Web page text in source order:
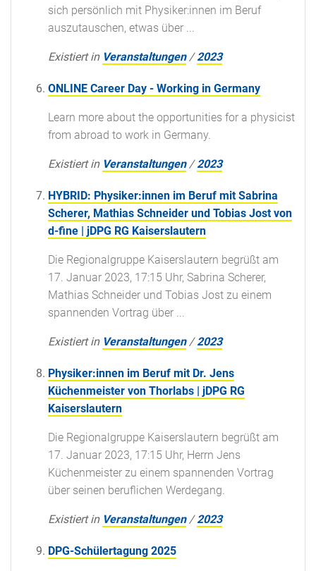
sich persönlich mit Physiker:innen im Beruf
auszutauschen, etwas über ...
Existiert in Veranstaltungen /2023
ONLINE Career Day - Working in Germany
Learn more about the opportunities for a physicist
from abroad to work in Germany.
Existiert in Veranstaltungen /2023
HYBRID: Physiker:innen im Beruf mit Sabrina
Scherer, Mathias Schneider und Tobias Jost von
d-fine | jDPG RG Kaiserslautern
Die Regionalgruppe Kaiserslautern begrüßt am
17. Januar 2023, 17:15 Uhr, Sabrina Scherer,
Mathias Schneider und Tobias Jost zu einem
spannenden Vortrag über ...
Existiert in Veranstaltungen /2023
Physiker:innen im Beruf mit Dr. Jens
Küchenmeister von Thorlabs | jDPG RG
Kaiserslautern
Die Regionalgruppe Kaiserslautern begrüßt am
17. Januar 2023, 17:15 Uhr, Herrn Jens
Küchenmeister zu einem spannenden Vortrag
über seinen beruflichen Werdegang.
Existiert in Veranstaltungen /2023
DPG-Schülertagung 2025